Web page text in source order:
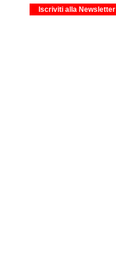
Iscriviti alla Newsletter